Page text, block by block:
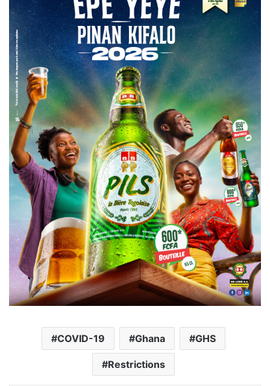
COVID-19 Ghana GHS
Restrictions